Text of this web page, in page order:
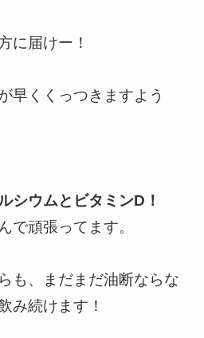
に届けー！
早くくっつきますよう
シウムとビタミンD！
で頑張ってます。
も、まだまだ油断ならな
み続けます！